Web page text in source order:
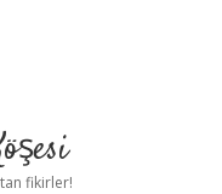
fikirler!